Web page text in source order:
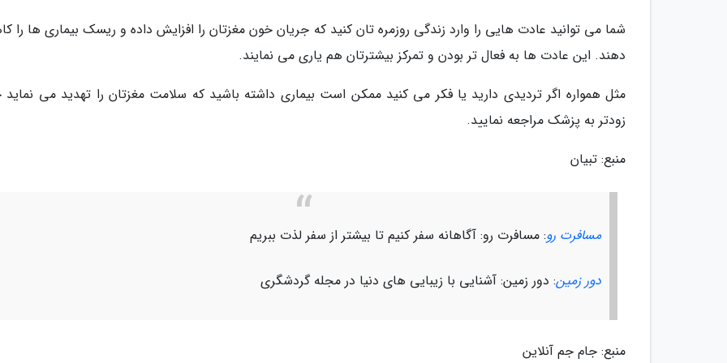
شما می توانید عادت هایی را وارد زندگی روزمره تان کنید که جریان خون مغزتان را افزایش داده و ریسک بیماری ها را
دهند. این عادت ها به فعال تر بودن و تمرکز بیشترتان هم یاری می نمایند.
مثل همواره اگر تردیدی دارید یا فکر می کنید ممکن است بیماری داشته باشید که سلامت مغزتان را تهدید می نماید
زودتر به پزشک مراجعه نمایید.
منبع: تبیان
مسافرت رو: مسافرت رو: آگاهانه سفر کنیم تا بیشتر از سفر لذت ببریم
دور زمین: دور زمین: آشنایی با زیبایی های دنیا در مجله گردشگری
منبع: جام جم آنلاین